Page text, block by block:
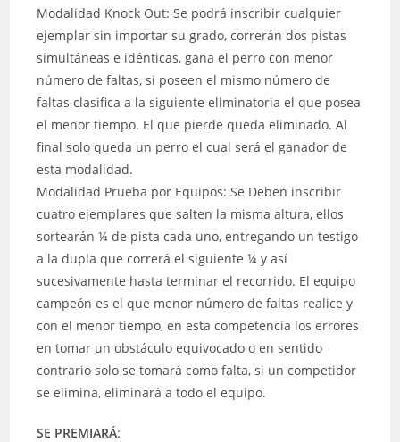
Modalidad Knock Out: Se podrá inscribir cualquier
ejemplar sin importar su grado, correrán dos pistas
simultáneas e idénticas, gana el perro con menor
número de faltas, si poseen el mismo número de
faltas clasifica a la siguiente eliminatoria el que posea
el menor tiempo. El que pierde queda eliminado. Al
final solo queda un perro el cual será el ganador de
esta modalidad.
Modalidad Prueba por Equipos: Se Deben inscribir
cuatro ejemplares que salten la misma altura, ellos
sortearán ¼ de pista cada uno, entregando un testigo
a la dupla que correrá el siguiente ¼ y así
sucesivamente hasta terminar el recorrido. El equipo
campeón es el que menor número de faltas realice y
con el menor tiempo, en esta competencia los errores
en tomar un obstáculo equivocado o en sentido
contrario solo se tomará como falta, si un competidor
se elimina, eliminará a todo el equipo.
SE PREMIARÁ: